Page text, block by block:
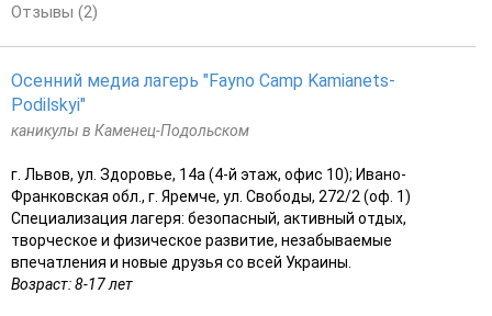
Отзывы (2)
Осенний медиа лагерь "Fayno Camp Kamianets-
Podilskyi"
каникулы в Каменец-Подольском
г. Львов, ул. Здоровье, 14а (4-й этаж, офис 10); Ивано-
Франковская обл., г. Яремче, ул. Свободы, 272/2 (оф. 1)
Специализация лагеря: безопасный, активный отдых,
творческое и физическое развитие, незабываемые
впечатления и новые друзья со всей Украины.
Возраст: 8-17 лет